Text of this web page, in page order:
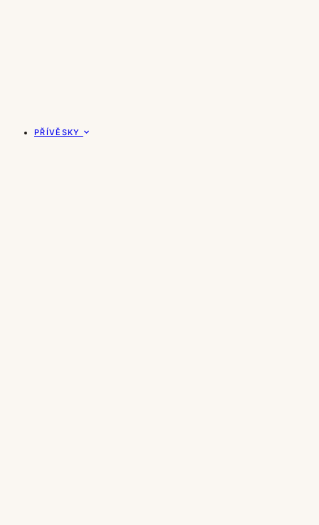
PŘÍVĚSKY